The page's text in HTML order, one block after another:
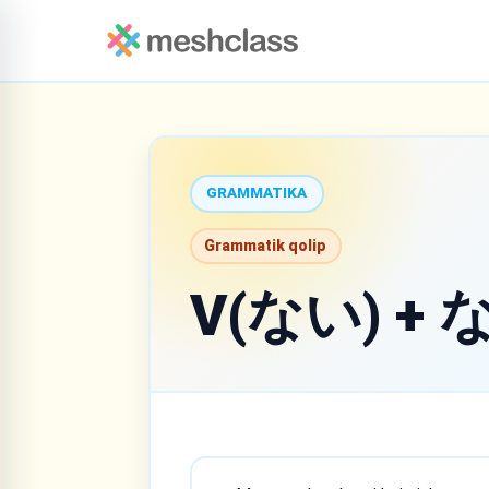
GRAMMATIKA
Grammatik qolip
V(ない) +